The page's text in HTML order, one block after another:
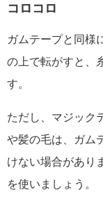
コロコロ
ガムテープと同様
の上で転がすと、
す。
ただし、マジック
や髪の毛は、ガム
けない場合があり
を使いましょう。